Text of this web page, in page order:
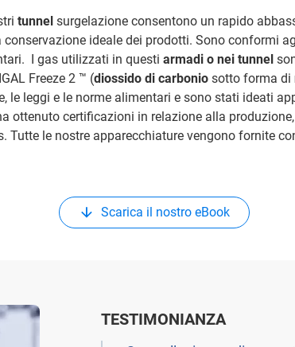
tunnelsurgelazione consentono un rapido
conservazione ideale dei prodotti. Sono conformi
I gas utilizzati in questi armadi o nei tunnel
Freeze 2 ™ (diossido di carboniosotto forma di
le leggi e le norme alimentari e sono stati ideati
ottenuto certificazioni in relazione alla
Tutte le nostre apparecchiature vengono fornite
Scarica il nostro eBook
TESTIMONIANZA